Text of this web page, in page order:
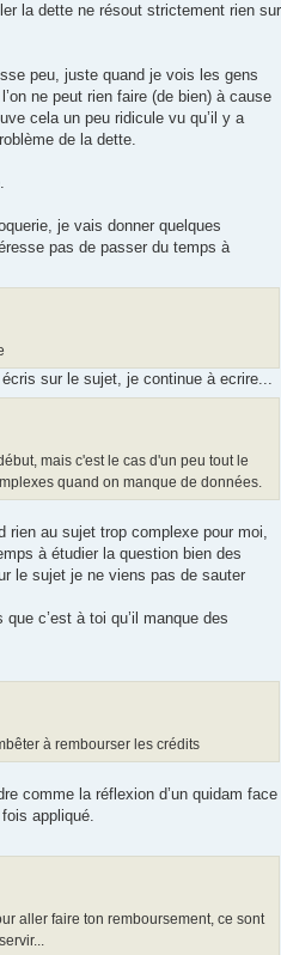
la dette ne résout strictement rien sur
peu, juste quand je vois les gens
ne peut rien faire (de bien) à cause
cela un peu ridicule vu qu’il y a
de la dette.
je vais donner quelques
pas de passer du temps à
sur le sujet, je continue à ecrire...
mais c'est le cas d'un peu tout le
quand on manque de données.
rien au sujet trop complexe pour moi,
à étudier la question bien des
le sujet je ne viens pas de sauter
c’est à toi qu’il manque des
à rembourser les crédits
comme la réflexion d’un quidam face
appliqué.
aller faire ton remboursement, ce sont